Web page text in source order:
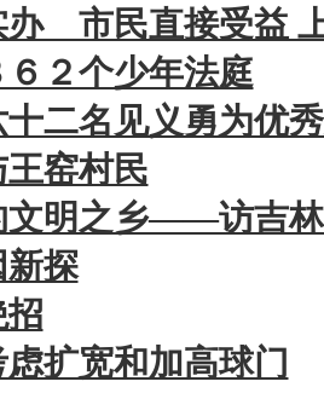
办 市民直接受益
２个少年法庭
二名见义勇为优
窑村民
文明之乡——访吉
新探
扩宽和加高球门